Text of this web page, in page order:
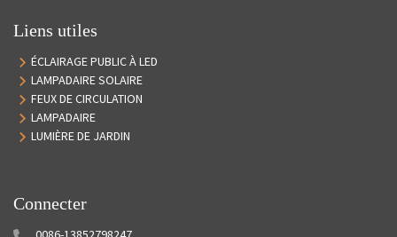
Liens utiles
ÉCLAIRAGE PUBLIC À LED
LAMPADAIRE SOLAIRE
FEUX DE CIRCULATION
LAMPADAIRE
LUMIÈRE DE JARDIN
Connecter